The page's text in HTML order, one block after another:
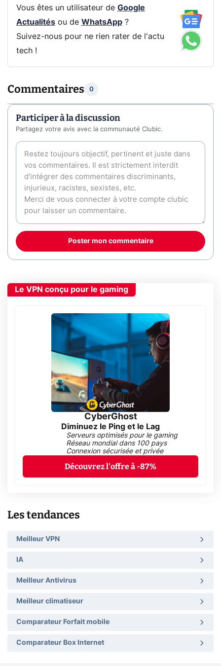
Vous êtes un utilisateur de Google
Actualitésou de WhatsApp?
Suivez-nous pour ne rien rater de l'actu
tech !
Commentaires 0
Participer à la discussion
Partagez votre avis avec la communauté Clubic.
Poster mon commentaire
Le VPN conçu pour le gaming
CyberGhost
Diminuez le Ping et le Lag
Serveurs optimisés pour le gaming
Réseau mondial dans 100 pays
Connexion sécurisée et privée
Découvrez l'offre à -87%
Les tendances
Meilleur VPN
IA
Meilleur Antivirus
Meilleur climatiseur
Comparateur Forfait mobile
Comparateur Box Internet